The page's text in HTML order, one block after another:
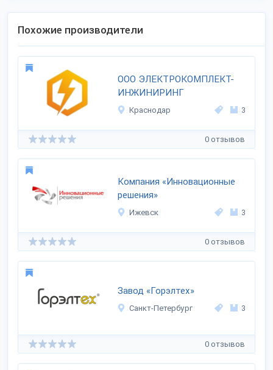
Похожие производители
ООО ЭЛЕКТРОКОМПЛЕКТ-
ИНЖИНИРИНГ
Краснодар 3
0 отзывов
Компания «Инновационные
решения»
Ижевск 3
0 отзывов
Завод «Горэлтех»
Санкт-Петербург 3
0 отзывов